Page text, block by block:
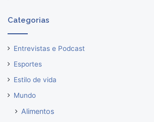
Categorias
Entrevistas e Podcast
Esportes
Estilo de vida
Mundo
Alimentos